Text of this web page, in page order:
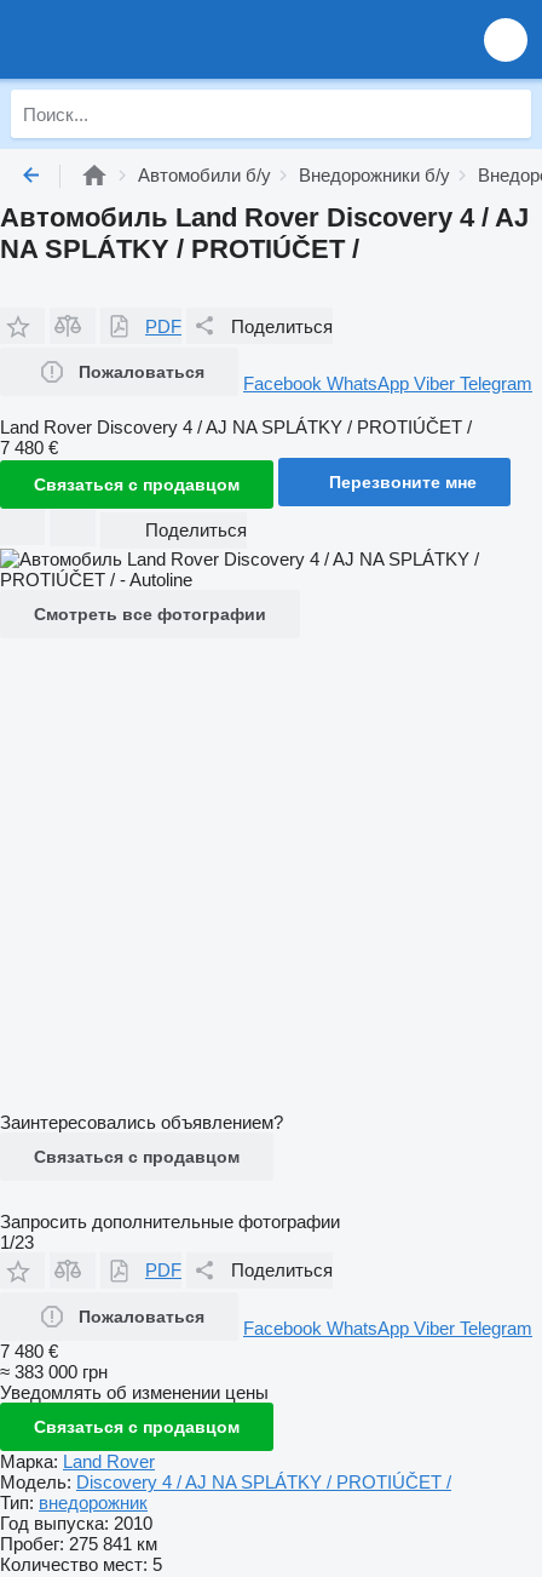
Автомобили б/у Внедорожники б/у
Автомобиль Land Rover Discovery 4 / AJ
NA SPLÁTKY / PROTIÚČET /
PDF Поделиться
Пожаловаться
Facebook WhatsApp Viber Telegram
Land Rover Discovery 4 / AJ NA SPLÁTKY / PROTIÚČET /
7 480 €
Связаться с продавцом Перезвоните мне
Поделиться
Смотреть все фотографии
Заинтересовались объявлением?
Связаться с продавцом
Запросить дополнительные фотографии
1/23
PDF
Поделиться
Пожаловаться
Facebook WhatsApp Viber Telegram
7 480 €
≈ 383 000 грн
Уведомлять об изменении цены
Связаться с продавцом
Марка: Land Rover
Модель: Discovery 4 / AJ NA SPLÁTKY / PROTIÚČET /
Тип: внедорожник
Год выпуска: 2010
Пробег: 275 841 км
Количество мест: 5